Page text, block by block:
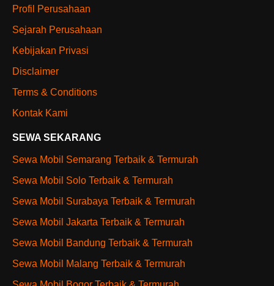
Profil Perusahaan
Sejarah Perusahaan
Kebijakan Privasi
Disclaimer
Terms & Conditions
Kontak Kami
SEWA SEKARANG
Sewa Mobil Semarang Terbaik & Termurah
Sewa Mobil Solo Terbaik & Termurah
Sewa Mobil Surabaya Terbaik & Termurah
Sewa Mobil Jakarta Terbaik & Termurah
Sewa Mobil Bandung Terbaik & Termurah
Sewa Mobil Malang Terbaik & Termurah